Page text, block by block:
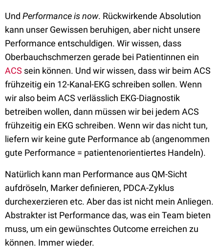
Und Performance is now. Rückwirkende Absolution
kann unser Gewissen beruhigen, aber nicht unsere
Performance entschuldigen. Wir wissen, dass
Oberbauchschmerzen gerade bei Patientinnen ein
ACS sein können. Und wir wissen, dass wir beim ACS
frühzeitig ein 12-Kanal-EKG schreiben sollen. Wenn
wir also beim ACS verlässlich EKG-Diagnostik
betreiben wollen, dann müssen wir bei jedem ACS
frühzeitig ein EKG schreiben. Wenn wir das nicht tun,
liefern wir keine gute Performance ab (angenommen
gute Performance = patientenorientiertes Handeln).
Natürlich kann man Performance aus QM-Sicht
aufdröseln, Marker definieren, PDCA-Zyklus
durchexerzieren etc. Aber das ist nicht mein Anliegen.
Abstrakter ist Performance das, was ein Team bieten
muss, um ein gewünschtes Outcome erreichen zu
können. Immer wieder.